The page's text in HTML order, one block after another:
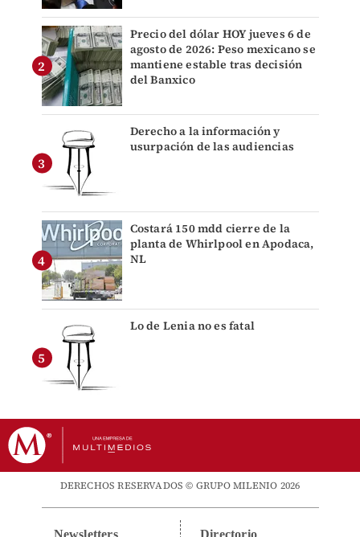
Precio del dólar HOY jueves 6 de
agosto de 2026: Peso mexicano se
mantiene estable tras decisión
del Banxico
Derecho a la información y
usurpación de las audiencias
Costará 150 mdd cierre de la
planta de Whirlpool en Apodaca,
NL
Lo de Lenia no es fatal
DERECHOS RESERVADOS © GRUPO MILENIO 2026
Newsletters Directorio